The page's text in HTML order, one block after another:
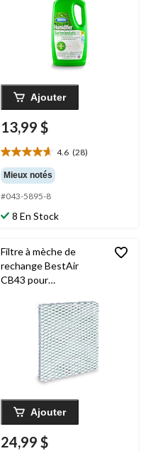
Ajouter
13,99 $
4.6 (28)
4.6
étoile(s)
sur
5.
28
Mieux notés
#043-5895-8
8 En Stock
Filtre à mèche de
rechange BestAir
CB43 pour
AIRCARE, 10,5 x 12 x 4
po, paq. 1
Ajouter
24,99 $